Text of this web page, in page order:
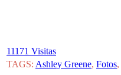
11171 Visitas
TAGS: Ashley Greene, Fotos,